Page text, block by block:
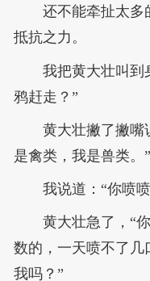
还不能牵扯太多
抵抗之力。
我把黄大壮叫到
鸦赶走？”
黄大壮撇了撇嘴
是禽类，我是兽类。”
我说道：“你喷
黄大壮急了，“
数的，一天喷不了
我吗？”